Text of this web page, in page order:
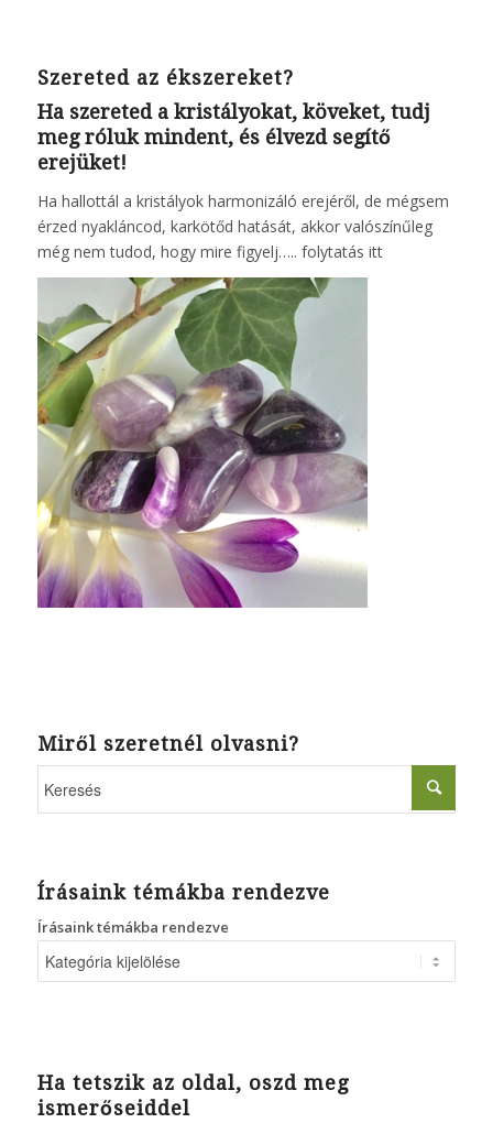
Szereted az ékszereket?
Ha szereted a kristályokat, köveket, tudj
meg róluk mindent, és élvezd segítő
erejüket!
Ha hallottál a kristályok harmonizáló erejéről, de mégsem
érzed nyakláncod, karkötőd hatását, akkor valószínűleg
még nem tudod, hogy mire figyelj….. folytatás itt
Miről szeretnél olvasni?
Írásaink témákba rendezve
Írásaink témákba rendezve
Ha tetszik az oldal, oszd meg
ismerőseiddel